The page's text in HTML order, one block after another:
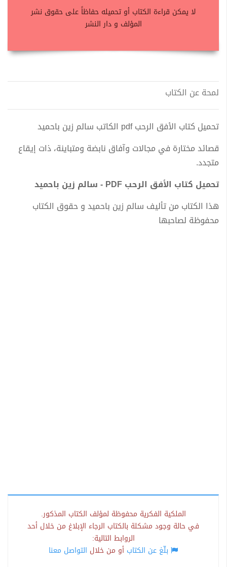
لا يمكن قراءة الكتاب أو تحميله حفاظاً على حقوق نشر
المؤلف و دار النشر
لمحة عن الكتاب
تحميل كتاب الأفق الرحب pdf الكاتب سالم زين باحميد
قصائد مختارة في مجالات وآفاق نابضة ومتباينة، ذات إيقاع
متجدد.
تحميل كتاب الأفق الرحب PDF - سالم زين باحميد
هذا الكتاب من تأليف سالم زين باحميد و حقوق الكتاب
محفوظة لصاحبها
الملكية الفكرية محفوظة لمؤلف الكتاب المذكور.
في حالة وجود مشكلة بالكتاب الرجاء الإبلاغ من خلال أحد
الروابط التالية:
بلّغ عن الكتاب أو من خلال التواصل معنا